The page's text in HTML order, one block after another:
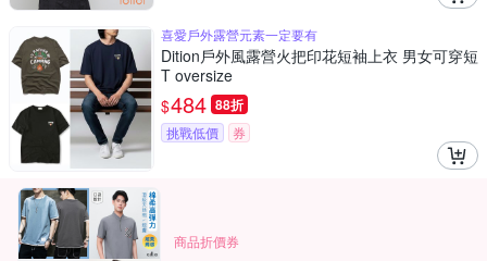
喜愛戶外露營元素一定要有
Dition戶外風露營火把印花短袖上衣 男女可穿短
T oversize
$484 88折
挑戰低價 券
商品折價券